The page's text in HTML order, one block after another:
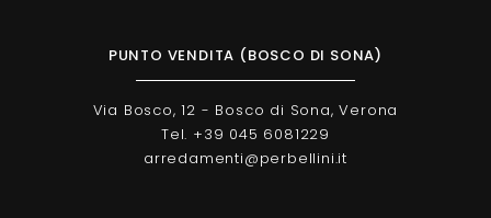
PUNTO VENDITA (BOSCO DI SONA)
Via Bosco, 12 - Bosco di Sona, Verona
Tel. +39 045 6081229
arredamenti@perbellini.it